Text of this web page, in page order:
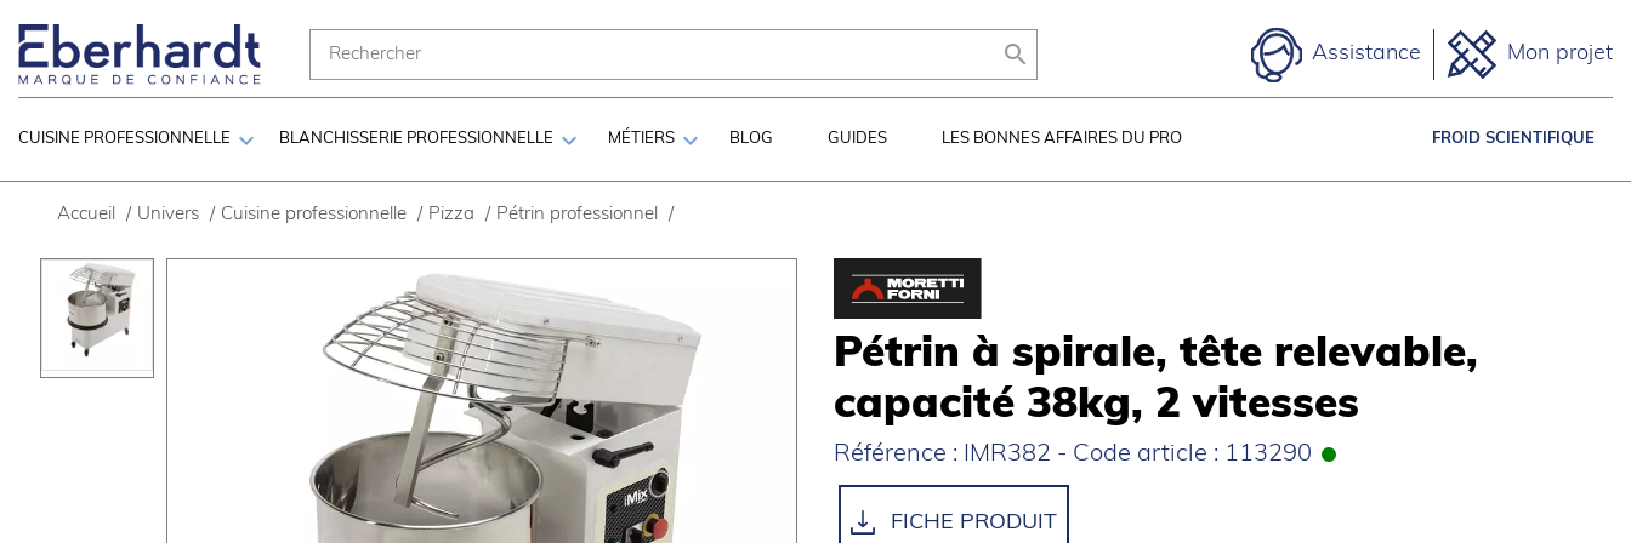
 Assistance Mon projet
CUISINE PROFESSIONNELLE  BLANCHISSERIE PROFESSIONNELLE  MÉTIERS  BLOG GUIDES LES BONNES AFFAIRES DU PRO FROID SCIENTIFIQUE
Accueil / Univers / Cuisine professionnelle / Pizza / Pétrin professionnel /
Pétrin à spirale, tête relevable,
capacité 38kg, 2 vitesses
Référence : IMR382 - Code article : 113290
FICHE PRODUIT